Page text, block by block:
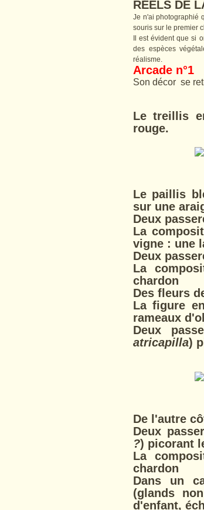
RÉELS DE
Je n'ai photographié
souris sur le premier
Il est évident que si
des espèces
réalisme.
Arcade n°1
Son décor se
Le treillis
rouge.
Le paillis
sur une
Deux
La
vigne : une
Deux
La
chardon
Des fleurs
La figure
rameaux
Deux
atricapilla)
De l'autre
Deux
?) picorant
La
chardon
Dans un
(glands
d'enfant,